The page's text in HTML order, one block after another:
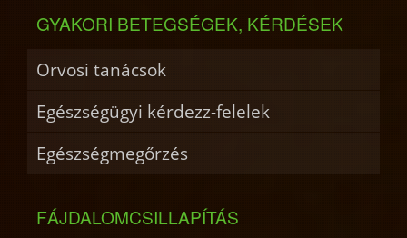
GYAKORI BETEGSÉGEK, KÉRDÉSEK
Orvosi tanácsok
Egészségügyi kérdezz-felelek
Egészségmegőrzés
FÁJDALOMCSILLAPÍTÁS